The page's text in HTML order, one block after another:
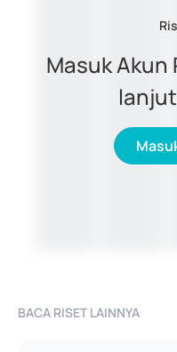
Masuk
BACA RISET LAINNYA